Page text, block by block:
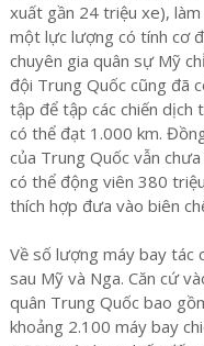
xuất gần 24 triệu xe),
một lực lượng có tính cơ
chuyên gia quân sự Mỹ
đội Trung Quốc cũng đã
tập để tập các chiến dịch
có thể đạt 1.000 km.
của Trung Quốc vẫn
có thể động viên 380
thích hợp đưa vào biên
Về số lượng máy bay tác
sau Mỹ và Nga. Căn cứ
quân Trung Quốc bao
khoảng 2.100 máy bay